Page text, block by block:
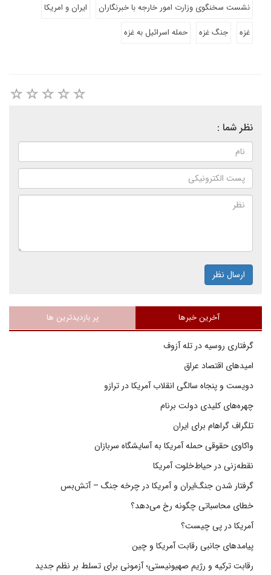
نشست سخنگوی وزارت امور خارجه با خبرنگاران
ایران و امریکا
غزه
جنگ غزه حمله اسرائیل به غزه
نظر شما :
ارسال نظر
آخرین خبرها پر بازدیدترین ها
گرفتاری روسیه در تله آزوف
امیدهای اقتصاد عراق
دویست و پنجاه سالگی انقلاب آمریکا در ترازو
چهره‌های کلیدی دولت برنام
تلگراف گراهام برای ایران
واکاوی حقوقی حمله آمریکا به آسایشگاه سربازان
نقطه‌زنی در حیاط‌خلوت آمریکا
گرفتار شدن جنگ‌ایران و آمریکا در چرخه جنگ – آتش‌بس
خطای محاسباتی چگونه رخ می‌دهد؟
آمریکا در پی چیست؟
پیامدهای جانبی رقابت آمریکا و چین
رقابت ترکیه و رژیم صهیونیستی؛ آزمونی برای تسلط بر نظم جدید